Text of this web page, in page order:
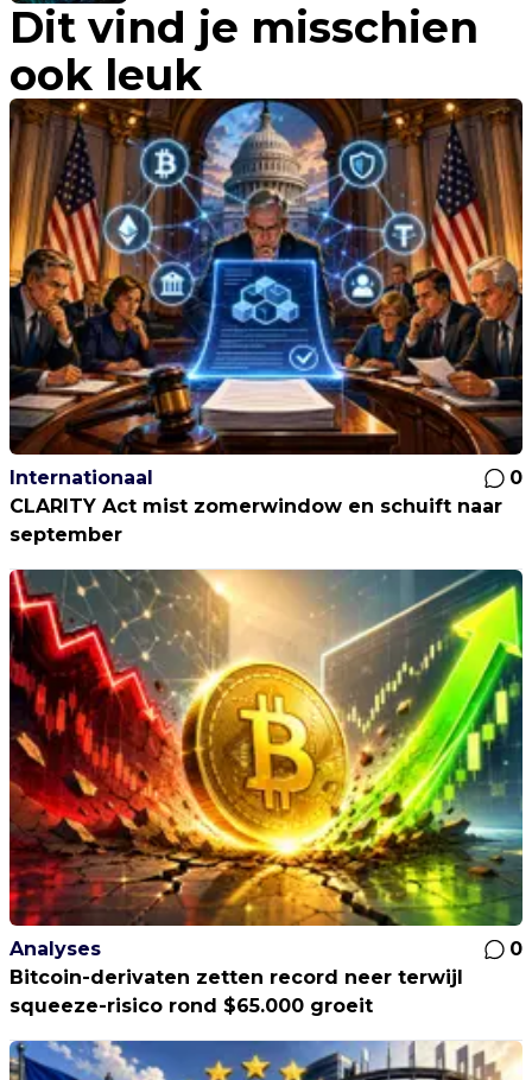
Dit vind je misschien
ook leuk
Internationaal
0
CLARITY Act mist zomerwindow en schuift naar
september
Analyses
0
Bitcoin-derivaten zetten record neer terwijl
squeeze-risico rond $65.000 groeit